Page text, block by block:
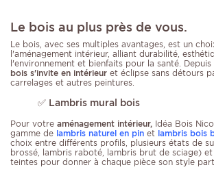
Le bois au plus près de vous.
Le bois, avec ses multiples avantages, est un
l'aménagement intérieur, alliant durabilité,
l'environnement et bienfaits pour la santé. Depuis
bois s'invite en intérieur et éclipse sans détours
carrelages et autres peintures.
✅ Lambris mural bois
Pour votre aménagement intérieur, Idéa Bois
gamme de lambris naturel en pin et lambris bois
choix entre différents profils, plusieurs états de
brossé, lambris raboté, lambris brut de sciage)
teintes pour donner à chaque pièce son style